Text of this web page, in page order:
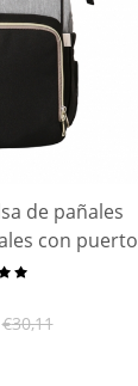
de pañales
con puerto
aislamiento,
moc
€30,11